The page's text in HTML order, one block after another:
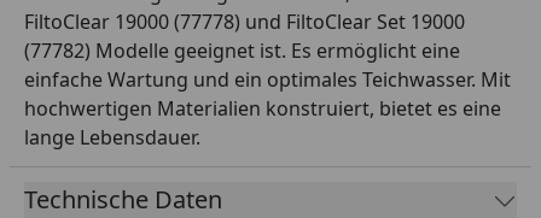
FiltoClear 19000 (77778) und FiltoClear Set 19000
(77782) Modelle geeignet ist. Es ermöglicht eine
einfache Wartung und ein optimales Teichwasser. Mit
hochwertigen Materialien konstruiert, bietet es eine
lange Lebensdauer.
Technische Daten